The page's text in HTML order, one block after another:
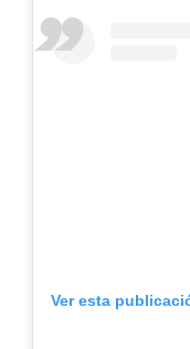
Ver esta